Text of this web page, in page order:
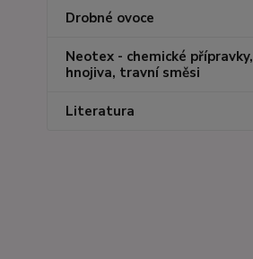
Drobné ovoce
Neotex - chemické přípravky,
hnojiva, travní směsi
Literatura